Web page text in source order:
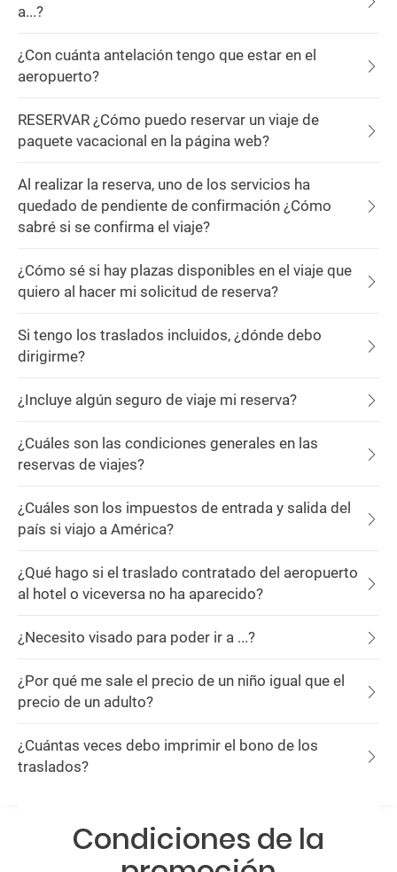
a...?
¿Con cuánta antelación tengo que estar en el
aeropuerto?
RESERVAR ¿Cómo puedo reservar un viaje de
paquete vacacional en la página web?
Al realizar la reserva, uno de los servicios ha
quedado de pendiente de confirmación ¿Cómo
sabré si se confirma el viaje?
¿Cómo sé si hay plazas disponibles en el viaje que
quiero al hacer mi solicitud de reserva?
Si tengo los traslados incluidos, ¿dónde debo
dirigirme?
¿Incluye algún seguro de viaje mi reserva?
¿Cuáles son las condiciones generales en las
reservas de viajes?
¿Cuáles son los impuestos de entrada y salida del
país si viajo a América?
¿Qué hago si el traslado contratado del aeropuerto
al hotel o viceversa no ha aparecido?
¿Necesito visado para poder ir a ...?
¿Por qué me sale el precio de un niño igual que el
precio de un adulto?
¿Cuántas veces debo imprimir el bono de los
traslados?
Condiciones de la